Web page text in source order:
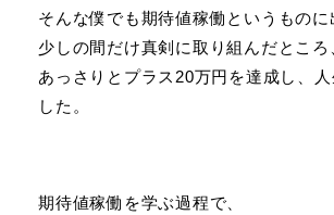
そんな僕でも期待値稼働というものに
少しの間だけ真剣に取り組んだところ
あっさりとプラス20万円を達成し、人
した。
期待値稼働を学ぶ過程で、